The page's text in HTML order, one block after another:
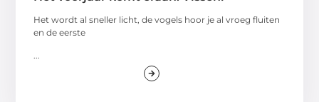
Het wordt al sneller licht, de vogels hoor je al vroeg fluiten
en de eerste
...